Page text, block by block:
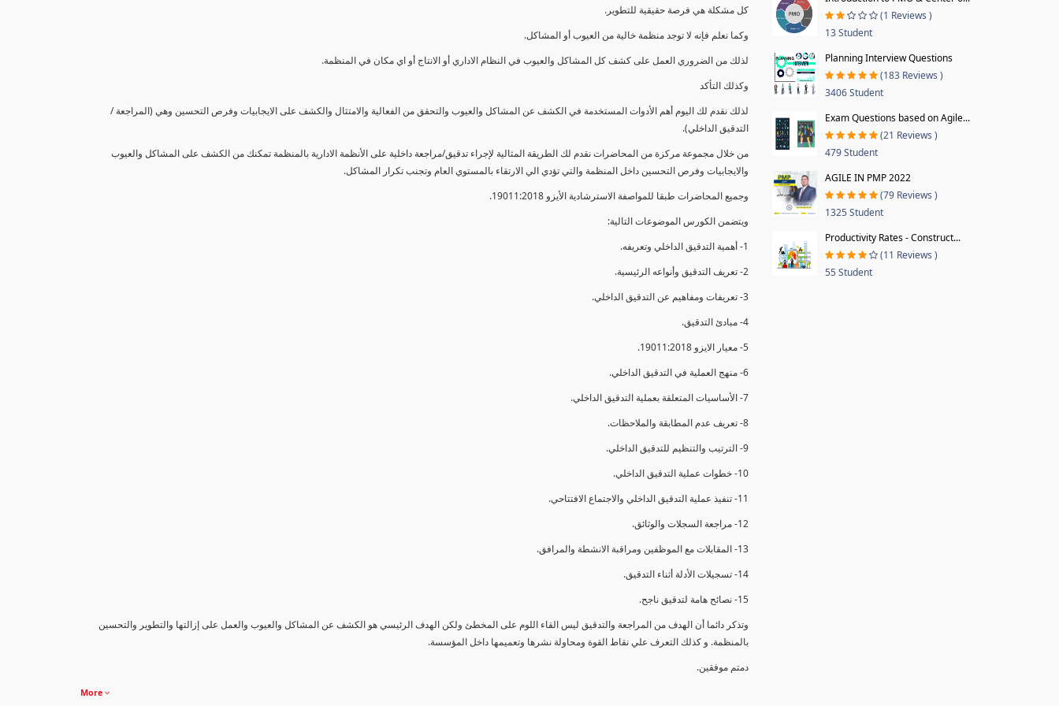
كل مشكلة هي فرصة حقيقية للتطوير.
وكما نعلم فإنه لا توجد منظمة خالية من العيوب أو المشاكل.
لذلك من الضروري العمل على كشف كل المشاكل والعيوب في النظام الاداري أو الانتاج أو اي مكان في المنظمة.
وكذلك التأكد
لذلك نقدم لك اليوم أهم الأدوات المستخدمة في الكشف عن المشاكل والعيوب والتحقق من الفعالية والامتثال والكشف على الايجابيات وفرص التحسين وهي (المراجعة /
التدقيق الداخلي).
من خلال مجموعة مركزة من المحاضرات نقدم لك الطريقة المثالية لإجراء تدقيق/مراجعة داخلية على الأنظمة الادارية بالمنظمة تمكنك من الكشف على المشاكل والعيوب
والايجابيات وفرص التحسين داخل المنظمة والتي تؤدي الي الارتقاء بالمستوي العام وتجنب تكرار المشاكل.
وجميع المحاضرات طبقا للمواصفة الاسترشادية الأيزو 19011:2018.
ويتضمن الكورس الموضوعات التالية:
1- أهمية التدقيق الداخلي وتعريفه.
2- تعريف التدقيق وأنواعه الرئيسية.
3- تعريفات ومفاهيم عن التدقيق الداخلي.
4- مبادئ التدقيق.
5- معيار الايزو 19011:2018.
6- منهج العملية في التدقيق الداخلي.
7- الأساسيات المتعلقة بعملية التدقيق الداخلي.
8- تعريف عدم المطابقة والملاحظات.
9- الترتيب والتنظيم للتدقيق الداخلي.
10- خطوات عملية التدقيق الداخلي.
11- تنفيذ عملية التدقيق الداخلي والاجتماع الافتتاحي.
12- مراجعة السجلات والوثائق.
13- المقابلات مع الموظفين ومراقبة الانشطة والمرافق.
14- تسجيلات الأدلة أثناء التدقيق.
15- نصائح هامة لتدقيق ناجح.
وتذكر دائما أن الهدف من المراجعة والتدقيق ليس القاء اللوم على المخطئ ولكن الهدف الرئيسي هو الكشف عن المشاكل والعيوب والعمل على إزالتها والتطوير والتحسين
بالمنظمة. و كذلك التعرف علي نقاط القوة ومحاولة نشرها وتعميمها داخل المؤسسة.
دمتم موفقين.
More
(1 Reviews )
13 Student
Planning Interview Questions
(183 Reviews )
3406 Student
Exam Questions based on Agile...
(21 Reviews )
479 Student
AGILE IN PMP 2022
(79 Reviews )
1325 Student
Productivity Rates - Construct...
(11 Reviews )
55 Student